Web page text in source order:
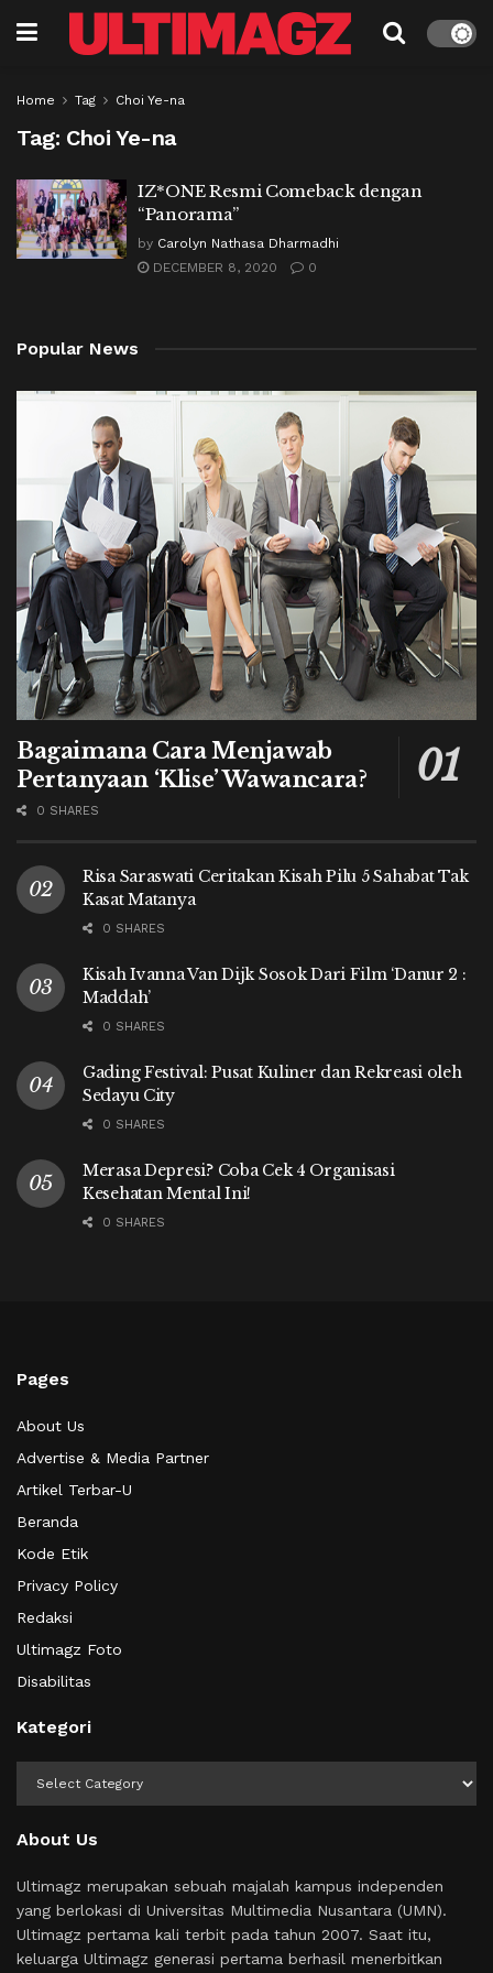
Home Tag Choi Ye-na
Tag: Choi Ye-na
IZ*ONE Resmi Comeback dengan
“Panorama”
by Carolyn Nathasa Dharmadhi
DECEMBER 8, 2020
0
Popular News
Bagaimana Cara Menjawab
Pertanyaan ‘Klise’ Wawancara?
0 SHARES
Risa Saraswati Ceritakan Kisah Pilu 5 Sahabat Tak
Kasat Matanya
0 SHARES
Kisah Ivanna Van Dijk Sosok Dari Film ‘Danur 2 :
Maddah’
0 SHARES
Gading Festival: Pusat Kuliner dan Rekreasi oleh
Sedayu City
0 SHARES
Merasa Depresi? Coba Cek 4 Organisasi
Kesehatan Mental Ini!
0 SHARES
Pages
About Us
Advertise & Media Partner
Artikel Terbar-U
Beranda
Kode Etik
Privacy Policy
Redaksi
Ultimagz Foto
Disabilitas
Kategori
About Us
Ultimagz merupakan sebuah majalah kampus independen
yang berlokasi di Universitas Multimedia Nusantara (UMN).
Ultimagz pertama kali terbit pada tahun 2007. Saat itu,
keluarga Ultimagz generasi pertama berhasil menerbitkan